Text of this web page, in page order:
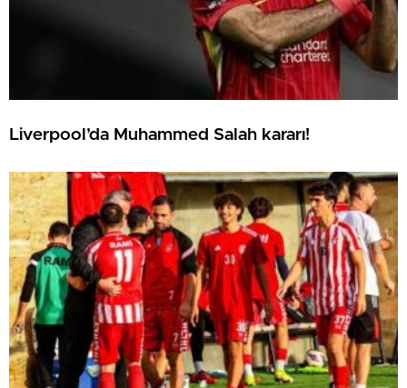
Liverpool’da Muhammed Salah kararı!